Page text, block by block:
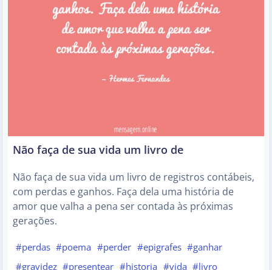
Não faça de sua vida um livro de
Não faça de sua vida um livro de registros contábeis,
com perdas e ganhos. Faça dela uma história de
amor que valha a pena ser contada às próximas
gerações.
#perdas #poema #perder #epigrafes #ganhar
#gravidez #presentear #historia #vida #livro